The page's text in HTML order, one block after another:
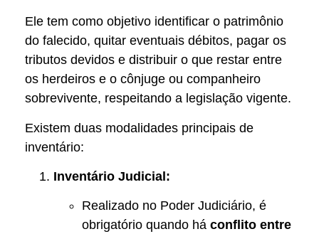
Ele tem como objetivo identificar o patrimônio
do falecido, quitar eventuais débitos, pagar os
tributos devidos e distribuir o que restar entre
os herdeiros e o cônjuge ou companheiro
sobrevivente, respeitando a legislação vigente.
Existem duas modalidades principais de
inventário:
Inventário Judicial:
Realizado no Poder Judiciário, é
obrigatório quando há conflito entre